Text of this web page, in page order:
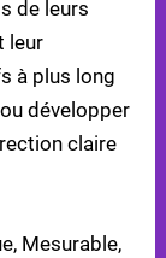
de leurs
leur
à plus long
développer
claire
Mesurable,